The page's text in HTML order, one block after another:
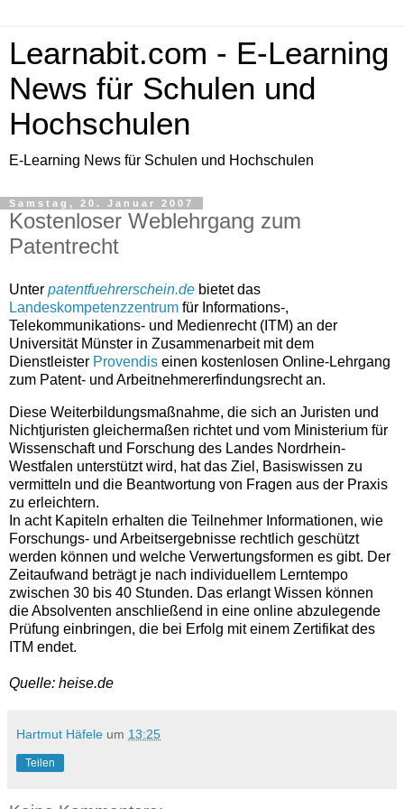
Learnabit.com - E-Learning
News für Schulen und
Hochschulen
E-Learning News für Schulen und Hochschulen
Samstag, 20. Januar 2007
Kostenloser Weblehrgang zum
Patentrecht
Unter patentfuehrerschein.de bietet das
Landeskompetenzzentrum für Informations-,
Telekommunikations- und Medienrecht (ITM) an der
Universität Münster in Zusammenarbeit mit dem
Dienstleister Provendis einen kostenlosen Online-Lehrgang
zum Patent- und Arbeitnehmererfindungsrecht an.
Diese Weiterbildungsmaßnahme, die sich an Juristen und
Nichtjuristen gleichermaßen richtet und vom Ministerium für
Wissenschaft und Forschung des Landes Nordrhein-
Westfalen unterstützt wird, hat das Ziel, Basiswissen zu
vermitteln und die Beantwortung von Fragen aus der Praxis
zu erleichtern.
In acht Kapiteln erhalten die Teilnehmer Informationen, wie
Forschungs- und Arbeitsergebnisse rechtlich geschützt
werden können und welche Verwertungsformen es gibt. Der
Zeitaufwand beträgt je nach individuellem Lerntempo
zwischen 30 bis 40 Stunden. Das erlangt Wissen können
die Absolventen anschließend in eine online abzulegende
Prüfung einbringen, die bei Erfolg mit einem Zertifikat des
ITM endet.
Quelle: heise.de
Hartmut Häfele um 13:25
Teilen